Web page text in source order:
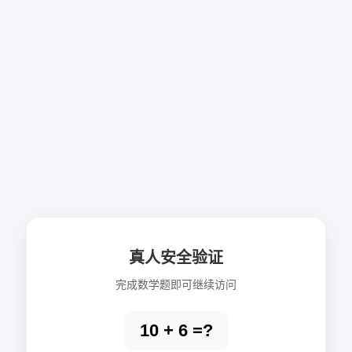
真人安全验证
完成数学题即可继续访问
10 + 6 =?